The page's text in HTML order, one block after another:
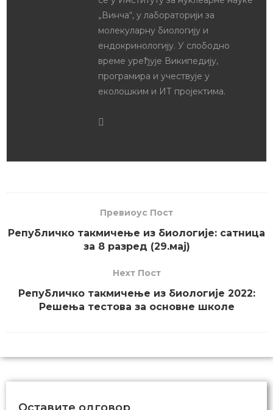
Драган Јовчев
Драган Јовчев је дипломирани
биолог. Завршио је Гимназију
„Бора Станковић“ у Нишу и
основне академске студије
Биолошком факултету у Београду.
биологије, математике и
чији је и председник. Учествовао
је у организацији научно-
популарних манифестација као
се и вршњачком едукацијом.
Творац је прве српске апликације
се у Институту за нуклеарне науке
ендокринологију. У слободно